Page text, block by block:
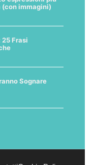
immagini)
Frasi
Sognare